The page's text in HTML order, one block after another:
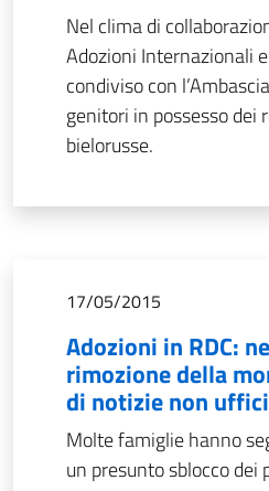
Nel clima di
Adozioni Internazionali
condiviso con
genitori in possesso
bielorusse.
17/05/2015
Adozioni in RDC:
rimozione della
di notizie non
Molte famiglie hanno
un presunto sblocco